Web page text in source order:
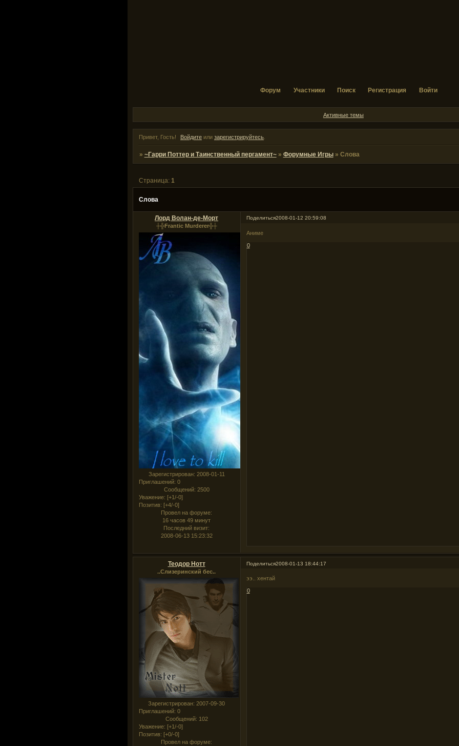
Форум Участники Поиск Регистрация Войти
Активные темы
Привет, Гость! Войдите или зарегистрируйтесь
» ~Гарри Поттер и Таинственный пергамент~ » Форумные Игры » Слова
Слова
Страница: 1
Поделиться2008-01-12 20:59:08
Лорд Волан-де-Морт
┼╬Frantic Murderer╬┼
Зарегистрирован: 2008-01-11
Приглашений: 0
Сообщений: 2500
Уважение: [+1/-0]
Позитив: [+4/-0]
Провел на форуме:
16 часов 49 минут
Последний визит:
2008-06-13 15:23:32
Аниме
0
Поделиться2008-01-13 18:44:17
Теодор Нотт
..Слизеринский бес..
Зарегистрирован: 2007-09-30
Приглашений: 0
Сообщений: 102
Уважение: [+1/-0]
Позитив: [+0/-0]
Провел на форуме:
ээ.. хентай
0